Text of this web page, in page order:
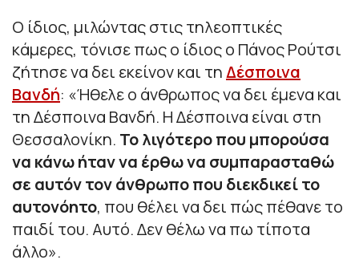
Ο ίδιος, μιλώντας στις τηλεοπτικές
κάμερες, τόνισε πως ο ίδιος ο Πάνος Ρούτσι
ζήτησε να δει εκείνον και τηΔέσποινα
Βανδή: «Ήθελε ο άνθρωπος να δει έμενα και
τη Δέσποινα Βανδή. Η Δέσποινα είναι στη
Θεσσαλονίκη. Το λιγότερο που μπορούσα
να κάνω ήταν να έρθω να συμπαρασταθώ
σε αυτόν τον άνθρωπο που διεκδικεί το
αυτονόητο, που θέλει να δει πώς πέθανε το
παιδί του. Αυτό. Δεν θέλω να πω τίποτα
άλλο».